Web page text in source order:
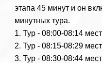
этапа 45 минут и он
минутных тура.
1. Тур - 08:00-08:14
2. Тур - 08:15-08:29
3. Тур - 08:30-08:44